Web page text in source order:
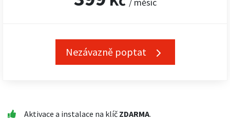
Nezávazně poptat
Aktivace a instalace na klíč ZDARMA.